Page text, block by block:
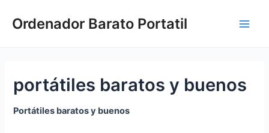
Ordenador Barato Portatil
portátiles baratos y buenos
Portátiles baratos y buenos